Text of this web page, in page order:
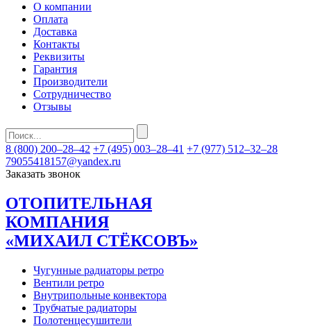
О компании
Оплата
Доставка
Контакты
Реквизиты
Гарантия
Производители
Сотрудничество
Отзывы
8 (800) 200–28–42 +7 (495) 003–28–41 +7 (977) 512–32–28
79055418157@yandex.ru
Заказать звонок
ОТОПИТЕЛЬНАЯ
КОМПАНИЯ
«МИХАИЛ СТЁКСОВЪ»
Чугунные радиаторы ретро
Вентили ретро
Внутрипольные конвектора
Трубчатые радиаторы
Полотенцесушители